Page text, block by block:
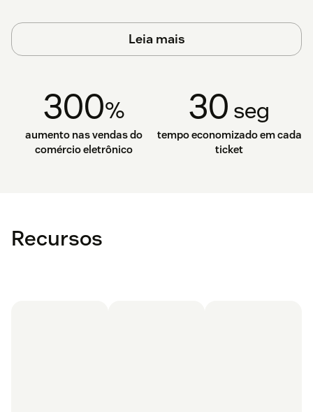
Leia mais
300%
aumento nas vendas do
comércio eletrônico
30 seg
tempo economizado em cada
ticket
Recursos